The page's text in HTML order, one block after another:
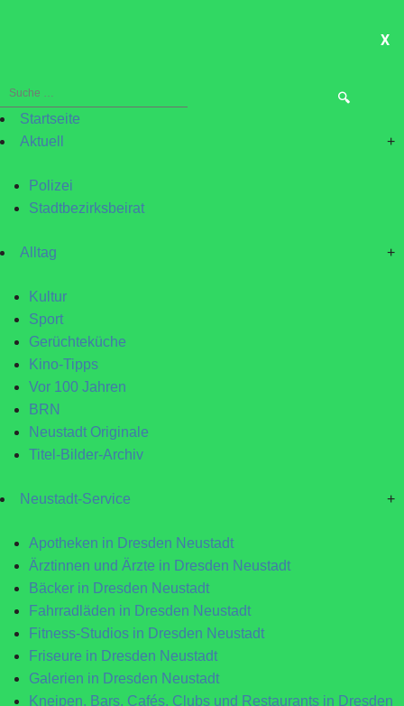
X
Suche
nach:Startseite
Aktuell
+
Polizei
Stadtbezirksbeirat
Alltag +
Kultur
Sport
Gerüchteküche
Kino-Tipps
Vor 100 Jahren
BRN
Neustadt Originale
Titel-Bilder-Archiv
Neustadt-Service +
Apotheken in Dresden Neustadt
Ärztinnen und Ärzte in Dresden Neustadt
Bäcker in Dresden Neustadt
Fahrradläden in Dresden Neustadt
Fitness-Studios in Dresden Neustadt
Friseure in Dresden Neustadt
Galerien in Dresden Neustadt
Kneipen, Bars, Cafés, Clubs und Restaurants in Dresden